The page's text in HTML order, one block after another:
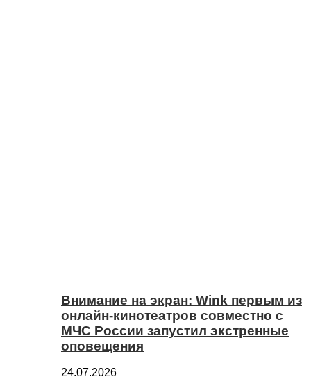
Внимание на экран: Wink первым из
онлайн-кинотеатров совместно с
МЧС России запустил экстренные
оповещения
24.07.2026